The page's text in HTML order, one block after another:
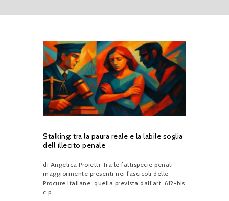
Stalking: tra la paura reale e la labile soglia
dell’illecito penale
di Angelica Proietti Tra le fattispecie penali
maggiormente presenti nei fascicoli delle
Procure italiane, quella prevista dall’art. 612-bis
c.p...